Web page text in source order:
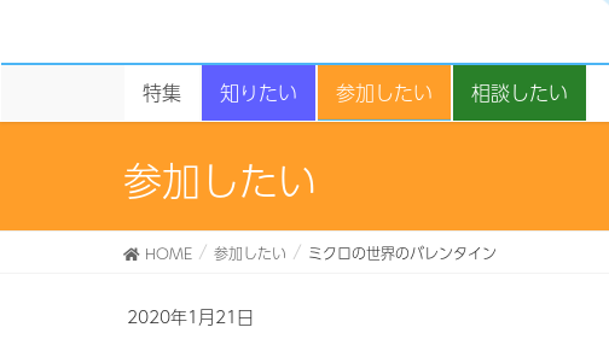
特集 知りたい 参加したい 相談したい
参加したい
HOME 参加したい ミクロの世界のバレンタイン
2020年1月21日